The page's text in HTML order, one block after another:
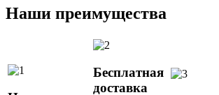
Наши преимущества
Бесплатная
доставка